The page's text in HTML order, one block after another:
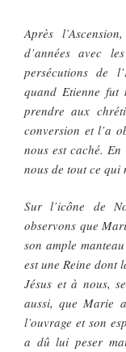
Après
d’années avec
persécutions de
quand Etienne fut
prendre aux
conversion et l’a
nous est caché.
nous de tout ce qui
Sur l’icône de
observons que
son ample
est une Reine dont
Jésus et à nous,
aussi, que Marie
l’ouvrage et son
a dû lui peser